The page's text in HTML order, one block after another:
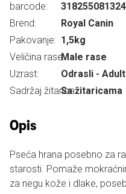
barcode:
Brend:
Royal Canin
Pakovanje: 1,5kg
Veličina rase:Male rase
Uzrast:
Odrasli - Adult
Sadržaj žitarica:Sa žitaricama
Opis
Pseća hrana posebno za
starosti. Pomaže
za negu kože i dlake,